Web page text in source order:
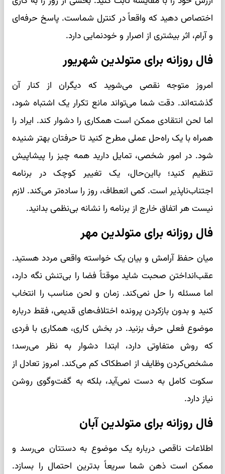
اختصاص دهید که واقعاً در کنترل شماست. پاسخ حرفه‌ای
و آرام، اثر بیشتری از اصرار و خودنمایی دارد.
فال روزانه برای متولدین شهریور
امروز متوجه نقصی می‌شوید که دیگران از کنار آن
گذشته‌اند. دقت شما می‌تواند مانع تکرار یک اشتباه شود،
اما لحن انتقادی ممکن است همکاری را دشوار کند. ایراد را
همراه با یک راه‌حل عملی مطرح کنید تا حرفتان بهتر شنیده
شود. در امور شخصی، تمایل دارید همه چیز را پیشاپیش
تنظیم کنید؛ بااین‌حال، یک تغییر کوچک در برنامه
اجتناب‌ناپذیر است. کمی انعطاف، روز را ساده‌تر می‌کند. لازم
نیست هر اتفاق خارج از برنامه را نشانه بی‌نظمی بدانید.
فال روزانه برای متولدین مهر
میان حفظ آرامش و بیان یک خواسته واقعی مردد هستید.
عقب‌انداختن صحبت شاید موقتاً فضا را بی‌تنش نگه دارد،
اما مسئله را حل نمی‌کند. زمان و لحن مناسب را انتخاب
کنید و بدون بازکردن پرونده اختلاف‌های قدیمی، فقط درباره
موضوع فعلی حرف بزنید. در بخش کاری، همکاری با فردی
که روش متفاوتی دارد، ابتدا دشوار به نظر می‌رسد؛
مشخص‌کردن وظایف از اصطکاک کم می‌کند. امروز تعادل از
سکوت کامل به دست نمی‌آید، بلکه به گفت‌وگوی روشن
نیاز دارد.
فال روزانه برای متولدین آبان
اطلاعات ناقصی درباره یک موضوع به دستتان می‌رسد و
ممکن است ذهن شما سریعاً بدترین احتمال را بسازد.